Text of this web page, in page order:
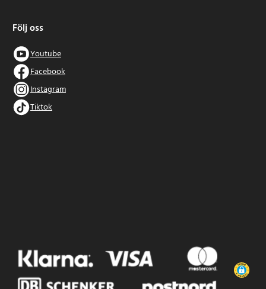
Följ oss
Youtube
Facebook
Instagram
Tiktok